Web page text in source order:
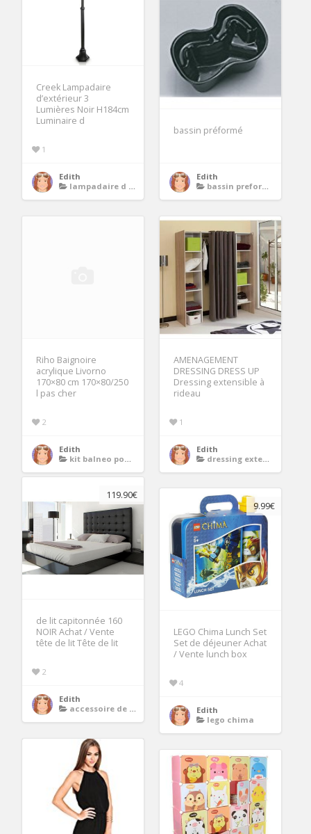
Creek Lampadaire
d’extérieur 3
Lumières Noir H184cm
Luminaire d
1
Edith
lampadaire d exterieur
bassin préformé
Edith
bassin preforme
Riho Baignoire
acrylique Livorno
170×80 cm 170×80/250
l pas cher
2
Edith
kit balneo pour baignoire
AMENAGEMENT
DRESSING DRESS UP
Dressing extensible à
rideau
1
Edith
dressing extensible avec rideau
119.90€
de lit capitonnée 160
NOIR Achat / Vente
tête de lit Tête de lit
2
Edith
accessoire de lit
9.99€
LEGO Chima Lunch Set
Set de déjeuner Achat
/ Vente lunch box
4
Edith
lego chima